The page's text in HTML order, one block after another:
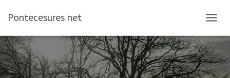
Pontecesures net
A
M
B
I
A